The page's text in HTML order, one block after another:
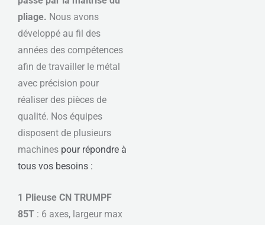
pliage. Nous avons
développé au fil des
années des compétences
afin de travailler le métal
avec précision pour
réaliser des pièces de
qualité. Nos équipes
disposent de plusieurs
machines pour répondre à
tous vos besoins :
1 Plieuse CN TRUMPF
85T : 6 axes, largeur max